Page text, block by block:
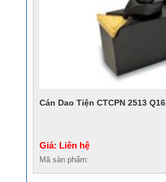
Cán Dao Tiện CTCPN 2513 Q16
Giá: Liên hệ
Mã sản phẩm: